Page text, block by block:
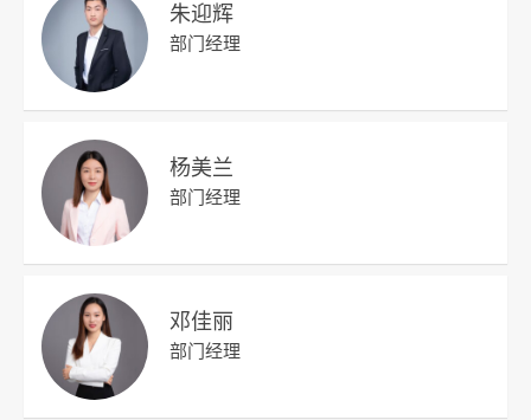
朱迎辉
部门经理
杨美兰
部门经理
邓佳丽
部门经理